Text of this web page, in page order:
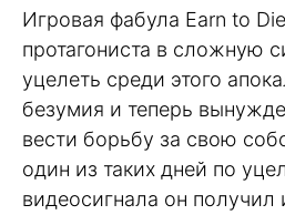
Игровая фабула Earn to
протагониста в сложную
уцелеть среди этого
безумия и теперь
вести борьбу за свою
один из таких дней по
видеосигнала он